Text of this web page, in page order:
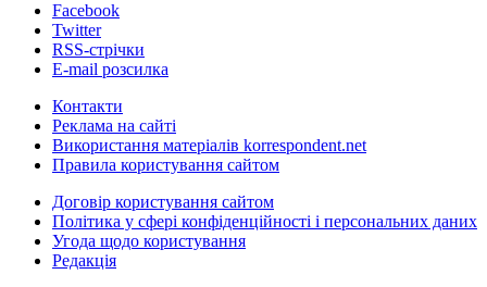
Facebook
Twitter
RSS-стрічки
E-mail розсилка
Контакти
Реклама на сайті
Використання матеріалів korrespondent.net
Правила користування сайтом
Договір користування сайтом
Політика у сфері конфіденційності і персональних даних
Угода щодо користування
Редакція